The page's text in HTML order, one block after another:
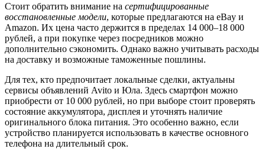
Стоит обратить внимание на сертифицированные
восстановленные модели, которые предлагаются на eBay и
Amazon. Их цена часто держится в пределах 14 000–18 000
рублей, а при покупке через посредников можно
дополнительно сэкономить. Однако важно учитывать расходы
на доставку и возможные таможенные пошлины.
Для тех, кто предпочитает локальные сделки, актуальны
сервисы объявлений Avito и Юла. Здесь смартфон можно
приобрести от 10 000 рублей, но при выборе стоит проверять
состояние аккумулятора, дисплея и уточнять наличие
оригинального блока питания. Это особенно важно, если
устройство планируется использовать в качестве основного
телефона на длительный срок.